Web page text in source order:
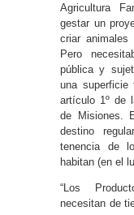
Agricultura
gestar un
criar
Pero
pública y
una superficie
artículo 1º de
de Misiones.
destino
tenencia de
habitan (en el
“Los
necesitan de